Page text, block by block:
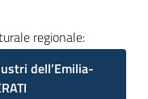
regionale:
dell’Emilia-